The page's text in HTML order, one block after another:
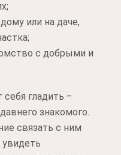
или на даче,
с добрыми и
себя гладить ‒
знакомого.
связать с ним